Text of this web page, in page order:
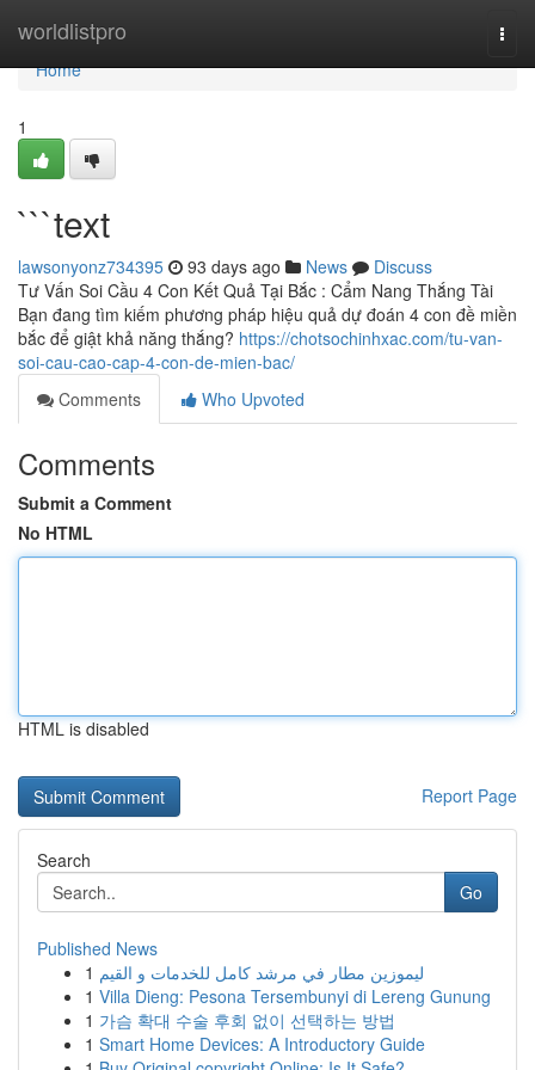
worldlistpro
Home
Home
1
```text
lawsonyonz734395 93 days ago News
Discuss
Tư Vấn Soi Cầu 4 Con Kết Quả Tại Bắc : Cẩm Nang Thắng Tài
Bạn đang tìm kiếm phương pháp hiệu quả dự đoán 4 con đề miền
bắc để giật khả năng thắng? https://chotsochinhxac.com/tu-van-
soi-cau-cao-cap-4-con-de-mien-bac/
Comments
Who Upvoted
Comments
Submit a Comment
No HTML
HTML is disabled
Report Page
Search
Go
Published News
1 ليموزين مطار في مرشد كامل للخدمات و القيم
1 Villa Dieng: Pesona Tersembunyi di Lereng Gunung
1 가슴 확대 수술 후회 없이 선택하는 방법
1 Smart Home Devices: A Introductory Guide